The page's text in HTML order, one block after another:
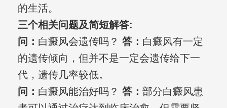
的生活。
三个相关问题及简短解答:
问： 白癜风会遗传吗？ 答： 白癜风有一定
的遗传倾向，但并不是一定会遗传给下一
代，遗传几率较低。
问： 白癜风能治好吗？ 答： 部分白癜风患